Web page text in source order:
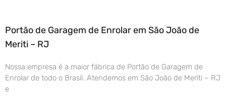
Portão de Garagem de Enrolar em São João de
Meriti – RJ
Nossa empresa é a maior fábrica de Portão de Garagem de
Enrolar de todo o Brasil. Atendemos em São João de Meriti – RJ
e